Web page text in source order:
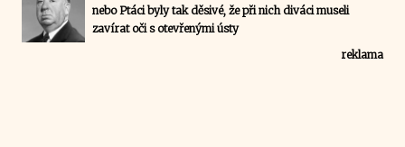
nebo Ptáci byly tak děsivé, že při nich diváci museli
zavírat oči s otevřenými ústy
reklama